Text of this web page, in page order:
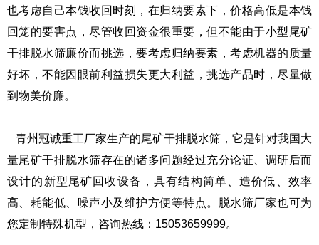
也考虑自己本钱收回时刻，在归纳要素下，价格高低是本钱
回笼的要害点，尽管收回资金很重要，但不能由于小型尾矿
干排脱水筛廉价而挑选，要考虑归纳要素，考虑机器的质量
好坏，不能因眼前利益损失更大利益，挑选产品时，尽量做
到物美价廉。
青州冠诚重工厂家生产的尾矿干排脱水筛，它是针对我国大
量尾矿干排脱水筛存在的诸多问题经过充分论证、调研后而
设计的新型尾矿回收设备，具有结构简单、造价低、效率
高、耗能低、噪声小及维护方便等特点。脱水筛厂家也可为
您定制特殊机型，咨询热线：15053659999。